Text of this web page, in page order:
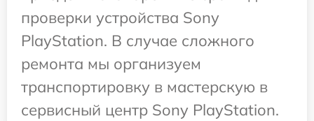
проверки устройства Sony
PlayStation. В случае сложного
ремонта мы организуем
транспортировку в мастерскую в
сервисный центр Sony PlayStation.